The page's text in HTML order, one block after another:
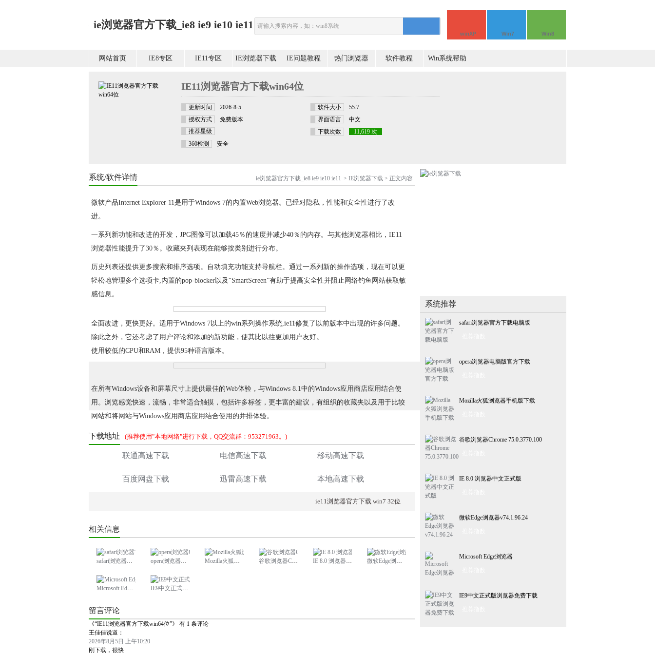
ie浏览器官方下载_ie8 ie9 ie10 ie11
winXP Win7 Win8
网站首页 IE8专区 IE11专区 IE浏览器下载 IE问题教程 热门浏览器 软件教程 Win系统帮助
IE11浏览器官方下载win64位
更新时间 2026-8-5 软件大小
55.7
授权方式
免费版本 界面语言
中文
推荐星级
下载次数
11,619 次
360检测
安全
系统/软件详情 ie浏览器官方下载_ie8 ie9 ie10 ie11 > IE浏览器下载 > 正文内容
微软产品Internet Explorer 11是用于Windows 7的内置Web浏览器。已经对隐私，性能和安全性进行了改
进。
一系列新功能和改进的开发，JPG图像可以加载45％的速度并减少40％的内存。与其他浏览器相比，IE11
浏览器性能提升了30％。收藏夹列表现在能够按类别进行分布。
历史列表还提供更多搜索和排序选项。自动填充功能支持导航栏。通过一系列新的操作选项，现在可以更
轻松地管理多个选项卡,内置的pop-blocker以及“SmartScreen”有助于提高安全性并阻止网络钓鱼网站获取敏
感信息。
全面改进，更快更好。适用于Windows 7以上的win系列操作系统,ie11修复了以前版本中出现的许多问题。
除此之外，它还考虑了用户评论和添加的新功能，使其比以往更加用户友好。
使用较低的CPU和RAM，提供95种语言版本。
在所有Windows设备和屏幕尺寸上提供最佳的Web体验，与Windows 8.1中的Windows应用商店应用结合使
用。浏览感觉快速，流畅，非常适合触摸，包括许多标签，更丰富的建议，有组织的收藏夹以及用于比较
网站和将网站与Windows应用商店应用结合使用的并排体验。
下载地址 (推荐使用"本地网络"进行下载，QQ交流群：953271963。)
联通高速下载 电信高速下载 移动高速下载
百度网盘下载 迅雷高速下载 本地高速下载
ie11浏览器官方下载 win7 32位
相关信息
safari浏览器官方下载电脑版 opera浏览器电脑版官方下载 Mozilla火狐浏览器手机版下载 谷歌浏览器Chrome 75.0.3770.100 IE 8.0 浏览器中文正式版 微软Edge浏览器v74.1.96.24
Microsoft Edge浏览器 IE9中文正式版浏览器免费下载
留言评论
《“IE11浏览器官方下载win64位”》 有 1 条评论
王佳佳说道：
2026年8月5日 上午10:20
刚下载，很快
系统推荐
safari浏览器官方下载电脑版
opera浏览器电脑版官方下载
Mozilla火狐浏览器手机版下载
谷歌浏览器Chrome 75.0.3770.100
IE 8.0 浏览器中文正式版
微软Edge浏览器v74.1.96.24
Microsoft Edge浏览器
IE9中文正式版浏览器免费下载